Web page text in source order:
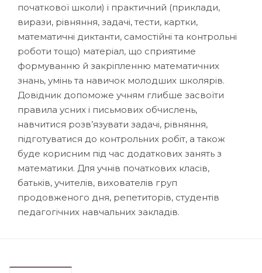
початкової школи) і практичний (приклади,
вирази, рівняння, задачі, тести, картки,
математичні диктанти, самостійні та контрольні
роботи тощо) матеріал, що сприятиме
формуванню й закріпленню математичних
знань, умінь та навичок молодших школярів.
Довідник допоможе учням глибше засвоїти
правила усних і письмових обчислень,
навчитися розв’язувати задачі, рівняння,
підготуватися до контрольних робіт, а також
буде корисним під час додаткових занять з
математики. Для учнів початкових класів,
батьків, учителів, вихователів груп
продовженого дня, репетиторів, студентів
педагогічних навчальних закладів.